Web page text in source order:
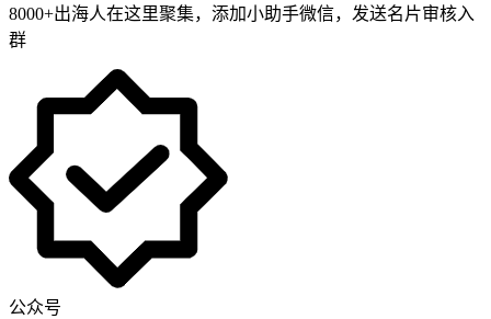
8000+出海人在这里聚集，添加小助手微信，发送名片审核入
群
公众号